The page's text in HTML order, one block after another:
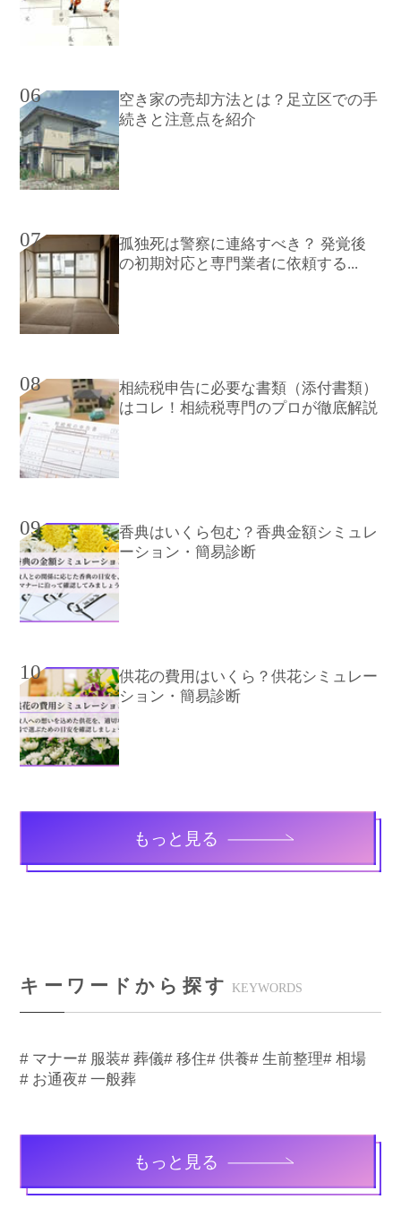
06
空き家の売却方法とは？足立区での手
続きと注意点を紹介
07
孤独死は警察に連絡すべき？ 発覚後
の初期対応と専門業者に依頼する...
08
相続税申告に必要な書類（添付書類）
はコレ！相続税専門のプロが徹底解説
09
香典はいくら包む？香典金額シミュレ
ーション・簡易診断
10
供花の費用はいくら？供花シミュレー
ション・簡易診断
もっと見る
キーワードから探す KEYWORDS
# マナー# 服装# 葬儀# 移住# 供養# 生前整理# 相場
# お通夜# 一般葬
もっと見る